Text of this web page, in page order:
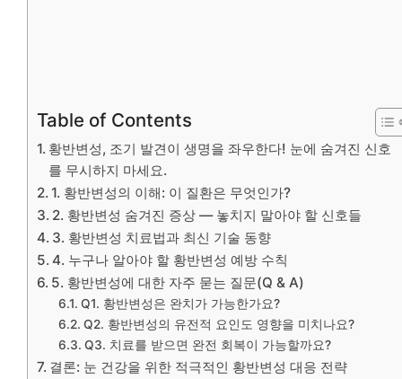
Table of Contents
황반변성, 조기 발견이 생명을 좌우한다! 눈에 숨겨진 신호
를 무시하지 마세요.
1. 황반변성의 이해: 이 질환은 무엇인가?
2. 황반변성 숨겨진 증상 — 놓치지 말아야 할 신호들
3. 황반변성 치료법과 최신 기술 동향
4. 누구나 알아야 할 황반변성 예방 수칙
5. 황반변성에 대한 자주 묻는 질문(Q & A)
Q1. 황반변성은 완치가 가능한가요?
Q2. 황반변성의 유전적 요인도 영향을 미치나요?
Q3. 치료를 받으면 완전 회복이 가능할까요?
결론: 눈 건강을 위한 적극적인 황반변성 대응 전략